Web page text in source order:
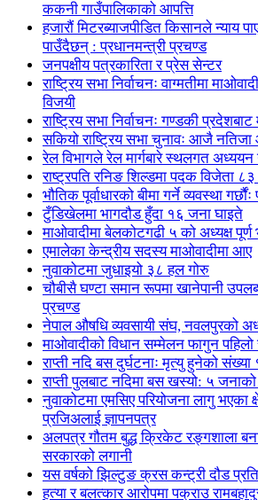
ककनी गाउँपालिकाको आपत्ति
हजारौं मिटरब्याजपीडित किसानले न्याय
पाउँदैछन् : प्रधानमन्त्री प्रचण्ड
जनपक्षीय पत्रकारिता र प्रेस सेन्टर
राष्ट्रिय सभा निर्वाचनः वाग्मतीमा
विजयी
राष्ट्रिय सभा निर्वाचनः गण्डकी
सकियो राष्ट्रिय सभा चुनावः आजै
रेल विभागले रेल मार्गबारे स्थलगत अध्ययन
राष्ट्रपति रनिङ शिल्डमा पदक विजेता ८३
भौतिक पूर्वाधारको बीमा गर्ने व्यवस्था
टुँडिखेलमा भागदौड हुँदा १६ जना घाइते
माओवादीमा बेलकोटगढी ५ को अध्यक्ष पूर्ण
एमालेका केन्द्रीय सदस्य माओ‌वादीमा आए
नुवाकोटमा जुधाइयो ३८ हल गोरु
चौबीसै घण्टा समान रूपमा खानेपानी
प्रचण्ड
नेपाल औषधि व्यवसायी संघ, नवलपुरको
माओवादीको विधान सम्मेलन फागुन पहिलो
राप्ती नदि बस दुर्घटनाः मृत्यु हुनेको
राप्ती पुलबाट नदिमा बस खस्यो: ५
नुवाकोटमा एमसिए परियोजना लागु भएका
प्रजिअलाई ज्ञापनपत्र
अलपत्र गौतम बुद्ध क्रिकेट रङ्गशाला
सरकारको लगानी
यस वर्षको झिल्टुङ क्रस कन्ट्री दौड
हत्या र बलत्कार आरोपमा पक्राउ